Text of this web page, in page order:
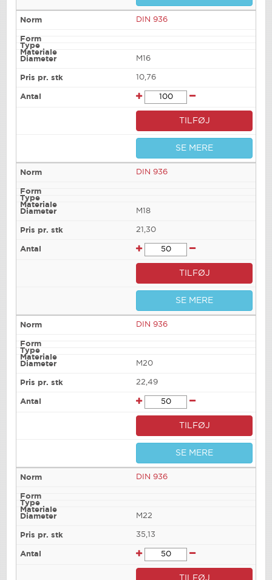
DIN 936
M16
10,76
TILFØJ
SE MERE
DIN 936
M18
21,30
TILFØJ
SE MERE
DIN 936
M20
22,49
TILFØJ
SE MERE
DIN 936
M22
35,13
TILFØJ